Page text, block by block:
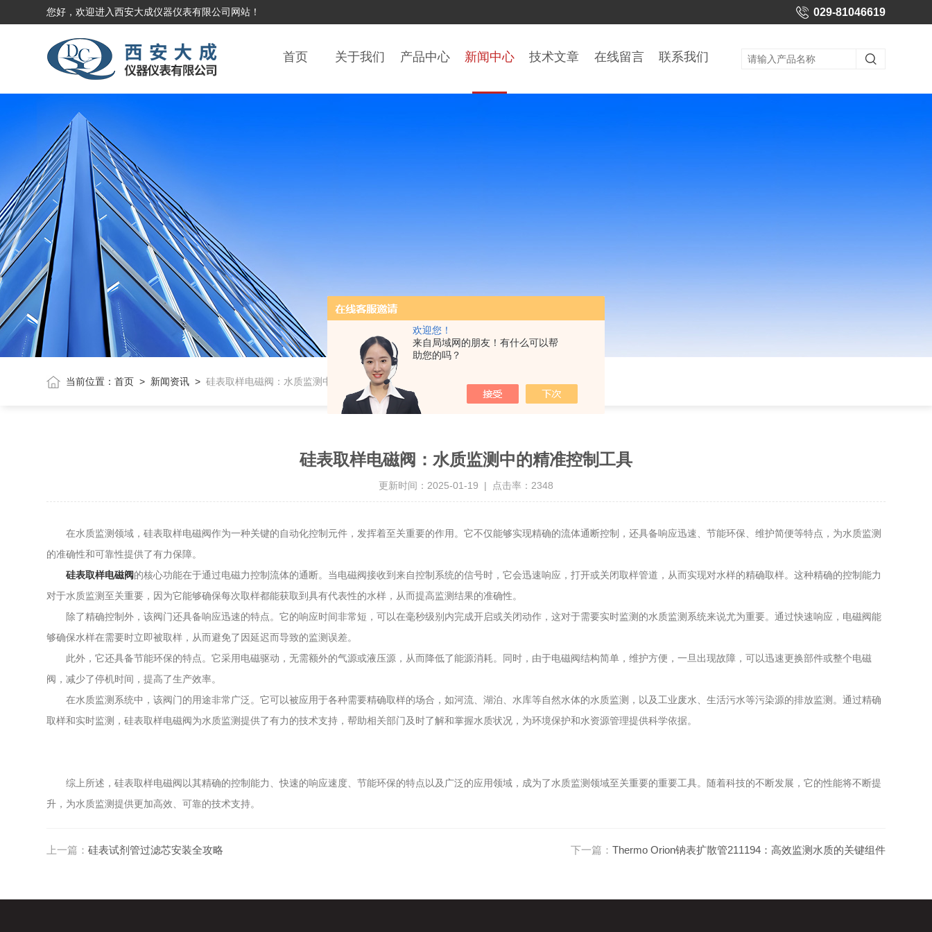
欢迎您！
来自局域网的朋友！有什么可以帮
助您的吗？
您好，欢迎进入西安大成仪器仪表有限公司网站！ 029-81046619
首页 关于我们 产品中心 新闻中心 技术文章 在线留言 联系我们
当前位置：首页 > 新闻资讯 >硅表取样电磁阀：水质监测中的精准控制工具
硅表取样电磁阀：水质监测中的精准控制工具
更新时间：2025-01-19 | 点击率：2348
在水质监测领域，硅表取样电磁阀作为一种关键的自动化控制元件，发挥着至关重要的作用。它不仅能够实现精确的流体通断控制，还具备响应迅速、节能环保、维护简便等特点，为水质监测
的准确性和可靠性提供了有力保障。
硅表取样电磁阀的核心功能在于通过电磁力控制流体的通断。当电磁阀接收到来自控制系统的信号时，它会迅速响应，打开或关闭取样管道，从而实现对水样的精确取样。这种精确的控制能力
对于水质监测至关重要，因为它能够确保每次取样都能获取到具有代表性的水样，从而提高监测结果的准确性。
除了精确控制外，该阀门还具备响应迅速的特点。它的响应时间非常短，可以在毫秒级别内完成开启或关闭动作，这对于需要实时监测的水质监测系统来说尤为重要。通过快速响应，电磁阀能
够确保水样在需要时立即被取样，从而避免了因延迟而导致的监测误差。
此外，它还具备节能环保的特点。它采用电磁驱动，无需额外的气源或液压源，从而降低了能源消耗。同时，由于电磁阀结构简单，维护方便，一旦出现故障，可以迅速更换部件或整个电磁
阀，减少了停机时间，提高了生产效率。
在水质监测系统中，该阀门的用途非常广泛。它可以被应用于各种需要精确取样的场合，如河流、湖泊、水库等自然水体的水质监测，以及工业废水、生活污水等污染源的排放监测。通过精确
取样和实时监测，硅表取样电磁阀为水质监测提供了有力的技术支持，帮助相关部门及时了解和掌握水质状况，为环境保护和水资源管理提供科学依据。
综上所述，硅表取样电磁阀以其精确的控制能力、快速的响应速度、节能环保的特点以及广泛的应用领域，成为了水质监测领域至关重要的重要工具。随着科技的不断发展，它的性能将不断提
升，为水质监测提供更加高效、可靠的技术支持。
上一篇：硅表试剂管过滤芯安装全攻略 下一篇： Thermo Orion钠表扩散管211194：高效监测水质的关键组件